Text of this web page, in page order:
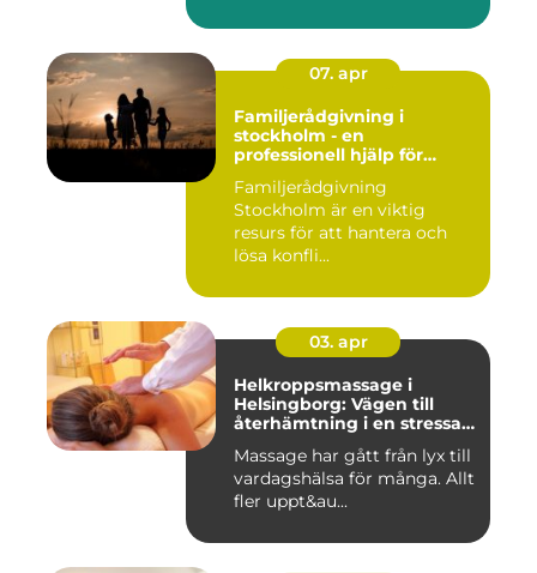
07. apr
Familjerådgivning i
stockholm - en
professionell hjälp för
Familjerådgivning
Stockholm är en viktig
resurs för att hantera och
lösa konfli...
03. apr
Helkroppsmassage i
Helsingborg: Vägen till
återhämtning i en stressad
Massage har gått från lyx till
vardagshälsa för många. Allt
fler uppt&au...